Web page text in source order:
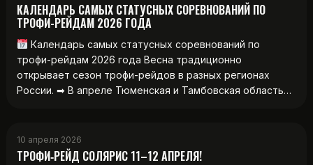
КАЛЕНДАРЬ САМЫХ СТАТУСНЫХ СОРЕВНОВАНИЙ ПО
ТРОФИ-РЕЙДАМ 2026 ГОДА
Календарь самых статусных соревнований по
трофи-рейдам 2026 года Весна традиционно
открывает сезон трофи-рейдов в разных регионах
России. ➡ В апреле Тюменская и Тамбовская область…
10 апреля 2026
ТРОФИ‑РЕЙД СОЛЯРИС 11–12 АПРЕЛЯ!